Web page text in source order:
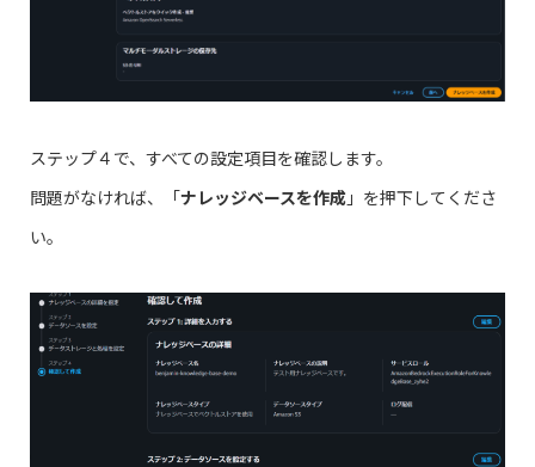
ステップ４で、すべての設定項目を確認します。
問題がなければ、「ナレッジベースを作成」を押下してくださ
い。